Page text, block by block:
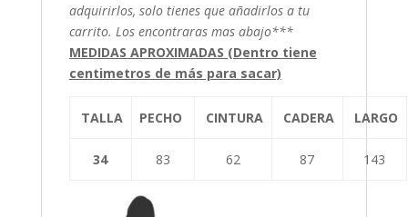
adquirirlos, solo tienes que añadirlos a tu
carrito. Los encontraras mas abajo***
MEDIDAS APROXIMADAS (Dentro tiene
centimetros de más para sacar)
TALLA PECHO CINTURA CADERA LARGO
34 83 62 87 143